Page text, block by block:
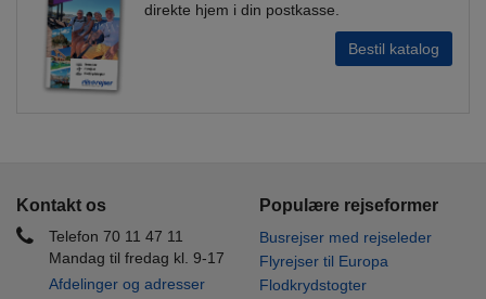
direkte hjem i din postkasse.
Bestil katalog
Kontakt os
Telefon 70 11 47 11
Mandag til fredag kl. 9-17
Afdelinger og adresser
Populære rejseformer
Busrejser med rejseleder
Flyrejser til Europa
Flodkrydstogter